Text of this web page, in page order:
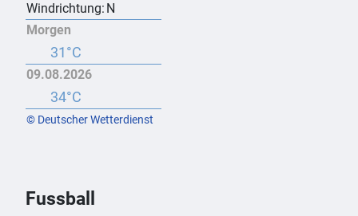
Fussball
Windrichtung: N
Morgen
31°C
09.08.2026
34°C
© Deutscher Wetterdienst